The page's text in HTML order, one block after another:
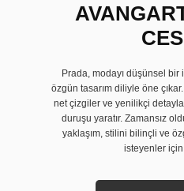
Prada, modayı düşünsel bir
özgün tasarım diliyle öne çıkar.
net çizgiler ve yenilikçi
duruşu yaratır. Zamansız
yaklaşım, stilini bilinçli ve
isteyenler için